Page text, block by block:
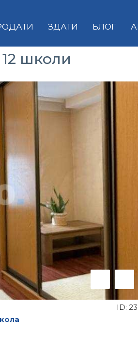
ЗДАТИ БЛОГ
школи
ID: